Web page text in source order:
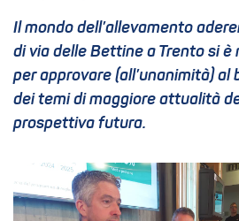
Il mondo dell’allevamento
di via delle Bettine a Trento si è
per approvare (all’unanimità) al
dei temi di maggiore attualità
prospettiva futura.